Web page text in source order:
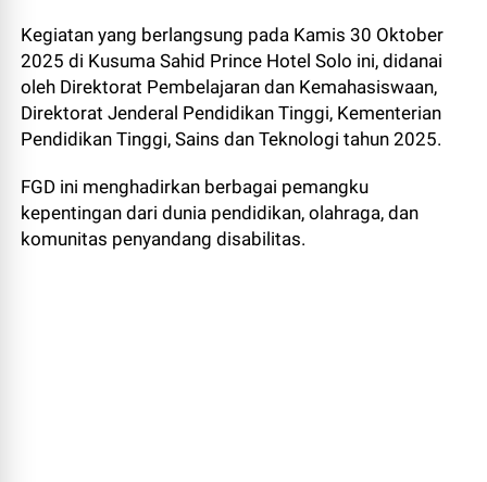
Kegiatan yang berlangsung pada Kamis 30 Oktober
2025 di Kusuma Sahid Prince Hotel Solo ini, didanai
oleh Direktorat Pembelajaran dan Kemahasiswaan,
Direktorat Jenderal Pendidikan Tinggi, Kementerian
Pendidikan Tinggi, Sains dan Teknologi tahun 2025.
FGD ini menghadirkan berbagai pemangku
kepentingan dari dunia pendidikan, olahraga, dan
komunitas penyandang disabilitas.